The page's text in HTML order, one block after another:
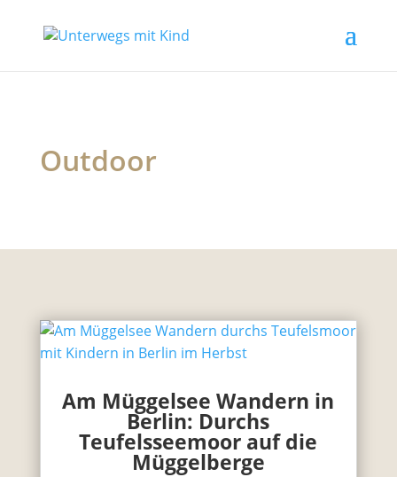
Outdoor
Am Müggelsee Wandern in
Berlin: Durchs
Teufelsseemoor auf die
Müggelberge